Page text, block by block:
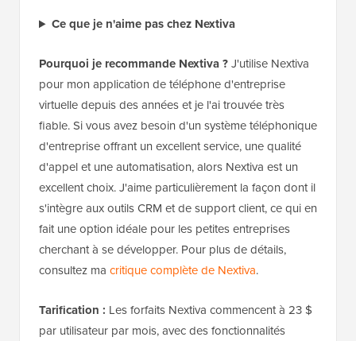
Ce que je n'aime pas chez Nextiva
Pourquoi je recommande Nextiva ?J'utilise Nextiva
pour mon application de téléphone d'entreprise
virtuelle depuis des années et je l'ai trouvée très
fiable. Si vous avez besoin d'un système téléphonique
d'entreprise offrant un excellent service, une qualité
d'appel et une automatisation, alors Nextiva est un
excellent choix. J'aime particulièrement la façon dont il
s'intègre aux outils CRM et de support client, ce qui en
fait une option idéale pour les petites entreprises
cherchant à se développer. Pour plus de détails,
consultez ma critique complète de Nextiva.
Tarification : Les forfaits Nextiva commencent à 23 $
par utilisateur par mois, avec des fonctionnalités